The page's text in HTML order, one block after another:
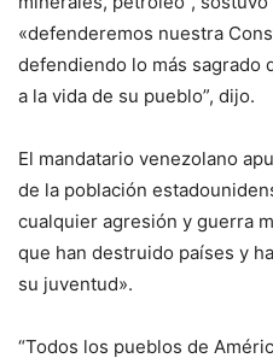
«defenderemos nuestra
defendiendo lo más sagrado
a la vida de su pueblo”, dijo.
El mandatario venezolano
de la población
cualquier agresión y guerra
que han destruido países y
su juventud».
“Todos los pueblos de